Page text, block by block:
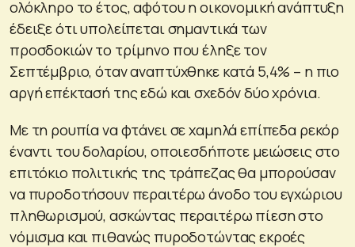
ολόκληρο το έτος, αφότου η οικονομική ανάπτυξη
έδειξε ότι υπολείπεται σημαντικά των
προσδοκιών το τρίμηνο που έληξε τον
Σεπτέμβριο, όταν αναπτύχθηκε κατά 5,4% – η πιο
αργή επέκτασή της εδώ και σχεδόν δύο χρόνια.
Με τη ρουπία να φτάνει σε χαμηλά επίπεδα ρεκόρ
έναντι του δολαρίου, οποιεσδήποτε μειώσεις στο
επιτόκιο πολιτικής της τράπεζας θα μπορούσαν
να πυροδοτήσουν περαιτέρω άνοδο του εγχώριου
πληθωρισμού, ασκώντας περαιτέρω πίεση στο
νόμισμα και πιθανώς πυροδοτώντας εκροές